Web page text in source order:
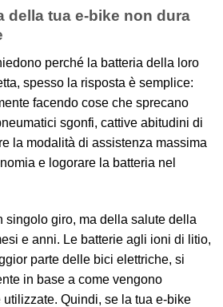
della tua e-bike non dura
perché la batteria della loro
spesso la risposta è semplice:
facendo cose che sprecano
sgonfi, cattive abitudini di
la modalità di assistenza massima
e logorare la batteria nel
singolo giro, ma della salute della
e anni. Le batterie agli ioni di litio,
parte delle bici elettriche, si
in base a come vengono
Quindi, se la tua e-bike